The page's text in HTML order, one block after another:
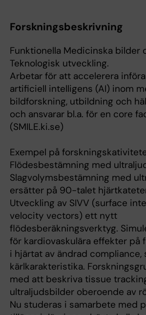
Forskningsbeskrivning
Funktionella Medicinska bilder
Teknologisk utveckling.
Arbetar för att accelerera
artificiell intelligens (AI) inom
bildforskning, utbildning och
och ansvarar bl.a. för en core
(SMILE.ki.se)
Exempel på
Flödesbestämning med
Slagvolymsbestämning med
ersätter på 90-talet
Utveckling av SIVV (surface
velocity vectors) ett nytt
flödesberäkningsverktyg.
för kardiovaskulära effekter på
i hjärtat av ändrad compliance,
kärlkarakteristika.
med att beskriva tissue
ultraljudsbilder oberoende av
Nu studeras i samarbete med